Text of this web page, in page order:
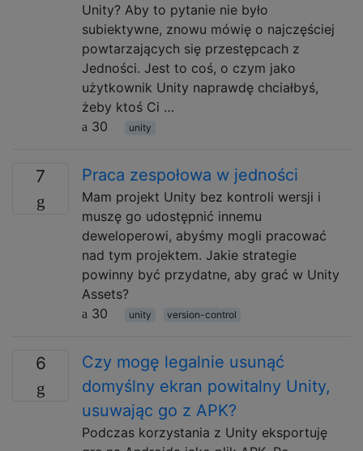
Unity? Aby to pytanie nie było
subiektywne, znowu mówię o najczęściej
powtarzających się przestępcach z
Jedności. Jest to coś, o czym jako
użytkownik Unity naprawdę chciałbyś,
żeby ktoś Ci …
30
unity
7 Praca zespołowa w jedności
Mam projekt Unity bez kontroli wersji i
muszę go udostępnić innemu
deweloperowi, abyśmy mogli pracować
nad tym projektem. Jakie strategie
powinny być przydatne, aby grać w Unity
Assets?
30
unity version-control
6
Czy mogę legalnie usunąć
domyślny ekran powitalny Unity,
usuwając go z APK?
Podczas korzystania z Unity eksportuję